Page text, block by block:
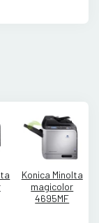
Konica Minolta
magicolor
4695MF